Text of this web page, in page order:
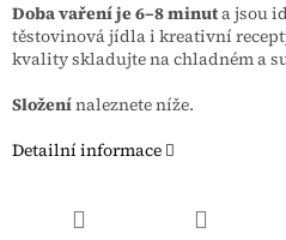
Doba vaření je 6–8 minuta jsou
těstovinová jídla i kreativní
kvality skladujte na chladném a
Složenínaleznete níže.
Detailní informace